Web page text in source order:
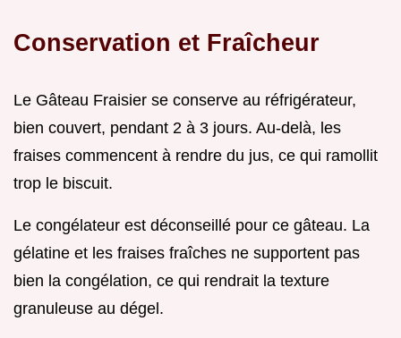
Conservation et Fraîcheur
Le Gâteau Fraisier se conserve au réfrigérateur,
bien couvert, pendant 2 à 3 jours. Au-delà, les
fraises commencent à rendre du jus, ce qui ramollit
trop le biscuit.
Le congélateur est déconseillé pour ce gâteau. La
gélatine et les fraises fraîches ne supportent pas
bien la congélation, ce qui rendrait la texture
granuleuse au dégel.